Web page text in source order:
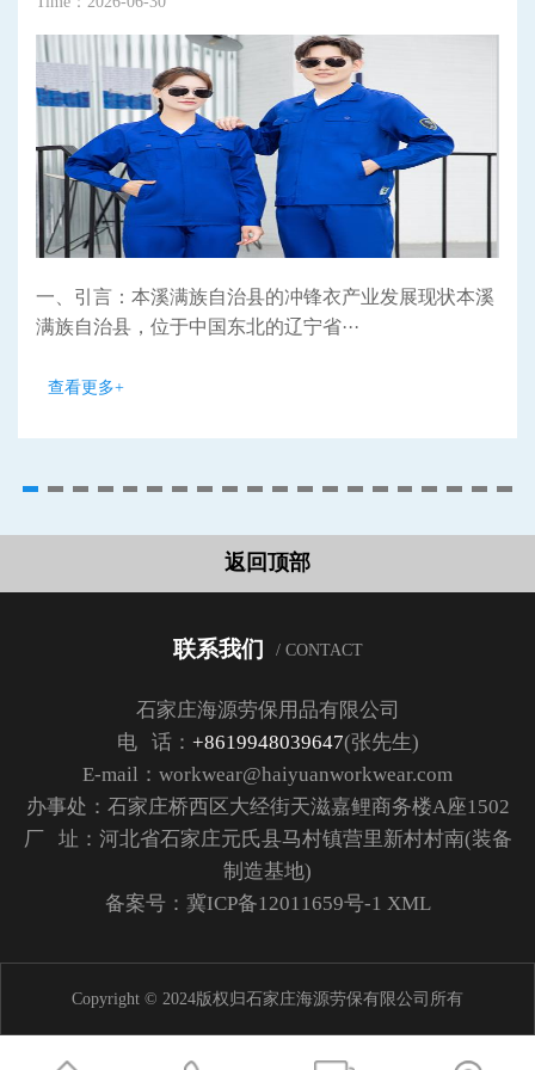
一、引言：本溪满族自治县的冲锋衣产业发展现状本溪
满族自治县，位于中国东北的辽宁省···
查看更多+
返回顶部
联系我们 / CONTACT
石家庄海源劳保用品有限公司
电 话： +8619948039647(张先生)
E-mail：workwear@haiyuanworkwear.com
办事处：石家庄桥西区大经街天滋嘉鲤商务楼A座1502
厂 址：河北省石家庄元氏县马村镇营里新村村南(装备
制造基地)
备案号： 冀ICP备12011659号-1 XML
Copyright © 2024版权归石家庄海源劳保有限公司所有